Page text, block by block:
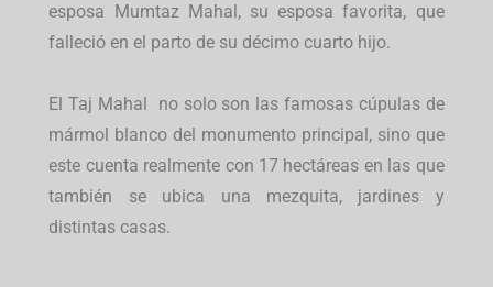
esposa Mumtaz Mahal, su esposa favorita, que
falleció en el parto de su décimo cuarto hijo.
El Taj Mahal no solo son las famosas cúpulas de
mármol blanco del monumento principal, sino que
este cuenta realmente con 17 hectáreas en las que
también se ubica una mezquita, jardines y
distintas casas.